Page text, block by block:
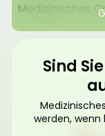
Medizinisches
Sind
werden,